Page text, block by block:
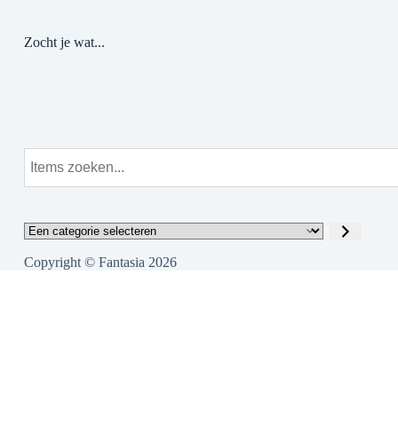
Zocht je wat...
Copyright © Fantasia 2026